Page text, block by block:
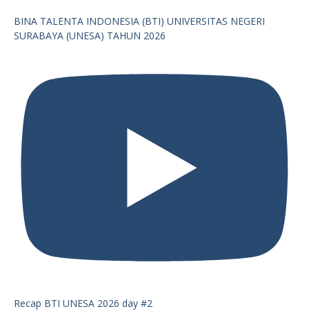
BINA TALENTA INDONESIA (BTI) UNIVERSITAS NEGERI
SURABAYA (UNESA) TAHUN 2026
Recap BTI UNESA 2026 day #2